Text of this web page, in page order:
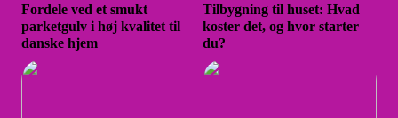
Fordele ved et smukt
parketgulv i høj kvalitet til
danske hjem
Tilbygning til huset: Hvad
koster det, og hvor starter
du?